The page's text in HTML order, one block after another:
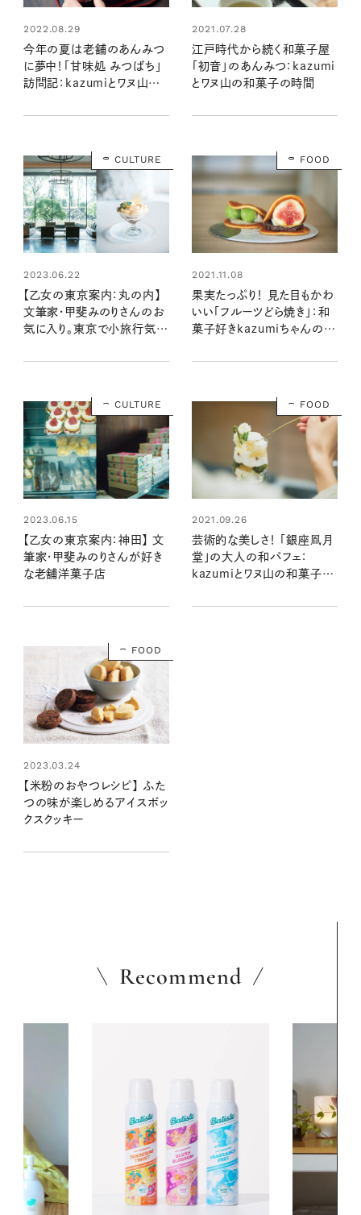
2022.08.29
今年の夏は老舗のあんみつ
に夢中！「甘味処 みつばち」
訪問記：kazumiとワヌ山の
2021.07.28
江戸時代から続く和菓子屋
「初音」のあんみつ：kazumi
とワヌ山の和菓子の時間
CULTURE
2023.06.22
【乙女の東京案内：丸の内】
文筆家・甲斐みのりさんのお
気に入り。東京で小旅行気分
FOOD
2021.11.08
果実たっぷり！ 見た目もかわ
いい「フルーツどら焼き」：和
菓子好きkazumiちゃんのお
CULTURE
2023.06.15
【乙女の東京案内：神田】 文
筆家・甲斐みのりさんが好き
な老舗洋菓子店
FOOD
2021.09.26
芸術的な美しさ！ 「銀座凮月
堂」の大人の和パフェ：
kazumiとワヌ山の和菓子の
FOOD
2023.03.24
【米粉のおやつレシピ】 ふた
つの味が楽しめるアイスボッ
クスクッキー
Recommend